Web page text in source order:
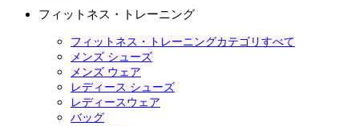
フィットネス・トレーニング
フィットネス・トレーニングカテゴリすべて
メンズ シューズ
メンズ ウェア
レディース シューズ
レディースウェア
バッグ